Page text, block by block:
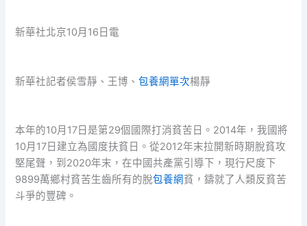
新華社北京10月16日電
新華社記者侯雪靜、王博、包養網單次楊靜
本年的10月17日是第29個國際打消貧苦日。2014年，我國將
10月17日建立為國度扶貧日。從2012年末拉開新時期脫貧攻
堅尾聲，到2020年末，在中國共產黨引導下，現行尺度下
9899萬鄉村貧苦生齒所有的脫包養網貧，鑄就了人類反貧苦
斗爭的豐碑。